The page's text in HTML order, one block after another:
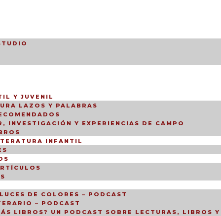
Y JUVENIL
LAZOS Y PALABRAS
INVESTIGACIÓN Y EXPERIENCIAS DE CAMPO
INFANTIL
DE COLORES – PODCAST
– PODCAST
LIBROS? UN PODCAST SOBRE LECTURAS, LIBROS